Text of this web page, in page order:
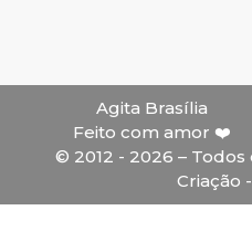
Agita Brasília
Feito com amor ❤️
© 2012 - 2026 –
Criação